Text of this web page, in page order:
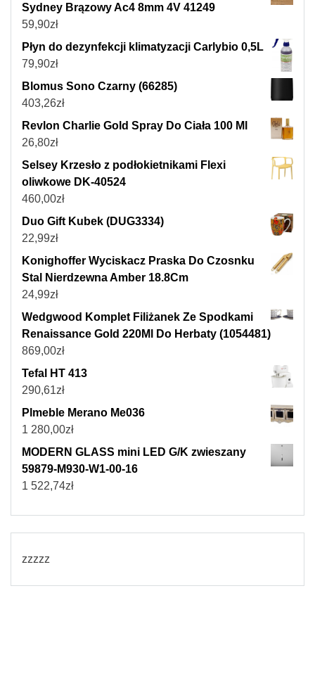
Sydney Brązowy Ac4 8mm 4V 41249
59,90zł
Płyn do dezynfekcji klimatyzacji Carlybio 0,5L
79,90zł
Blomus Sono Czarny (66285)
403,26zł
Revlon Charlie Gold Spray Do Ciała 100 Ml
26,80zł
Selsey Krzesło z podłokietnikami Flexi
oliwkowe DK-40524
460,00zł
Duo Gift Kubek (DUG3334)
22,99zł
Konighoffer Wyciskacz Praska Do Czosnku
Stal Nierdzewna Amber 18.8Cm
24,99zł
Wedgwood Komplet Filiżanek Ze Spodkami
Renaissance Gold 220Ml Do Herbaty (1054481)
869,00zł
Tefal HT 413
290,61zł
Plmeble Merano Me036
1 280,00zł
MODERN GLASS mini LED G/K zwieszany
59879-M930-W1-00-16
1 522,74zł
zzzzz